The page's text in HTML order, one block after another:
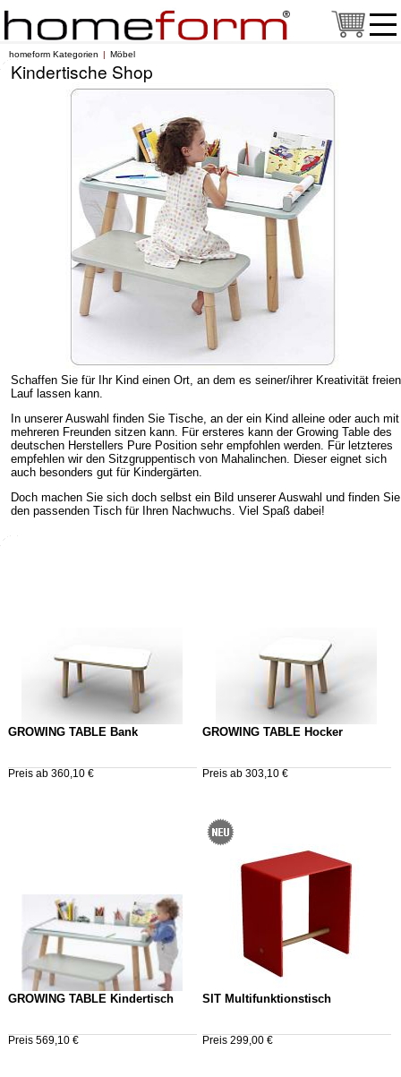
homeform Kategorien Möbel
Kindertische Shop
Schaffen Sie für Ihr Kind einen Ort, an dem es seiner/ihrer Kreativität freien
Lauf lassen kann.
In unserer Auswahl finden Sie Tische, an der ein Kind alleine oder auch mit
mehreren Freunden sitzen kann. Für ersteres kann der Growing Table des
deutschen Herstellers Pure Position sehr empfohlen werden. Für letzteres
empfehlen wir den Sitzgruppentisch von Mahalinchen. Dieser eignet sich
auch besonders gut für Kindergärten.
Doch machen Sie sich doch selbst ein Bild unserer Auswahl und finden Sie
den passenden Tisch für Ihren Nachwuchs. Viel Spaß dabei!
GROWING TABLE Bank
Preis ab 360,10 €
GROWING TABLE Hocker
Preis ab 303,10 €
GROWING TABLE Kindertisch
Preis 569,10 €
SIT Multifunktionstisch
Preis 299,00 €